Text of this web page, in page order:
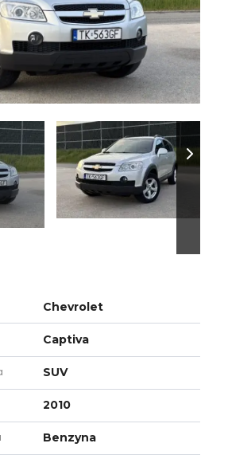
Chevrolet
Captiva
SUV
2010
Benzyna